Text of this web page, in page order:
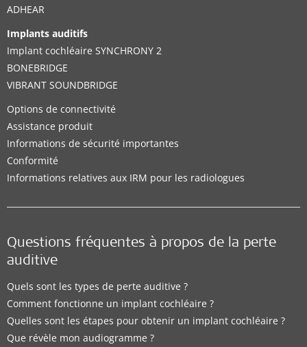
ADHEAR
Implants auditifs
Implant cochléaire SYNCHRONY 2
BONEBRIDGE
VIBRANT SOUNDBRIDGE
Options de connectivité
Assistance produit
Informations de sécurité importantes
Conformité
Informations relatives aux IRM pour les radiologues
Questions fréquentes à propos de la perte
auditive
Quels sont les types de perte auditive ?
Comment fonctionne un implant cochléaire ?
Quelles sont les étapes pour obtenir un implant cochléaire ?
Que révèle mon audiogramme ?